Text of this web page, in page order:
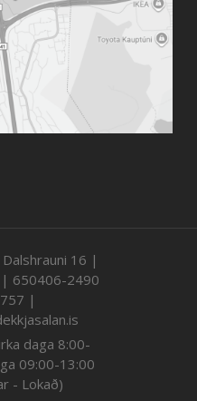
16 |
650406-2490
|
daga 8:00-
09:00-13:00
- Lokað)